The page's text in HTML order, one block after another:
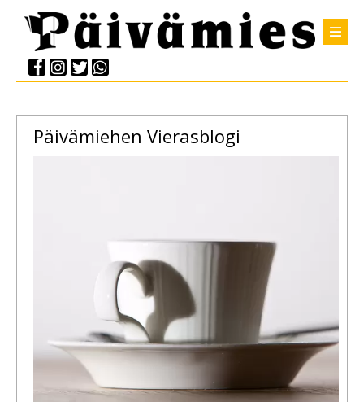
Päivämiehen Vierasblogi